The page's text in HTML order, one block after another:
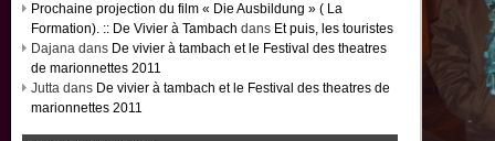
Prochaine projection du film « Die Ausbildung » ( La
Formation). :: De Vivier à Tambach dans Et puis, les touristes
Dajana dans De vivier à tambach et le Festival des theatres
de marionnettes 2011
Jutta dans De vivier à tambach et le Festival des theatres de
marionnettes 2011